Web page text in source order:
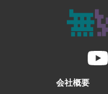
会社概要